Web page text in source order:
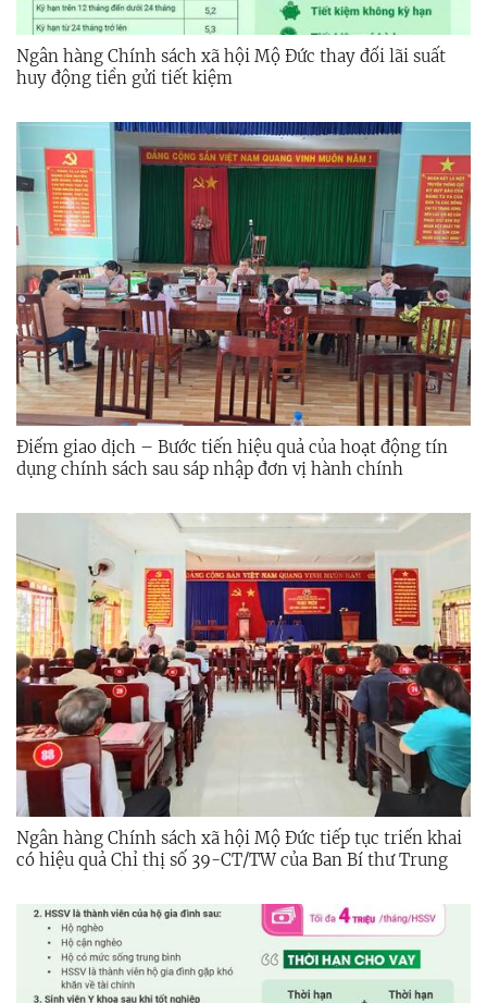
Ngân hàng Chính sách xã hội Mộ Đức thay đổi lãi suất
huy động tiền gửi tiết kiệm
Điểm giao dịch – Bước tiến hiệu quả của hoạt động tín
dụng chính sách sau sáp nhập đơn vị hành chính
Ngân hàng Chính sách xã hội Mộ Đức tiếp tục triển khai
có hiệu quả Chỉ thị số 39-CT/TW của Ban Bí thư Trung
xã hội trong giai đoạn mới